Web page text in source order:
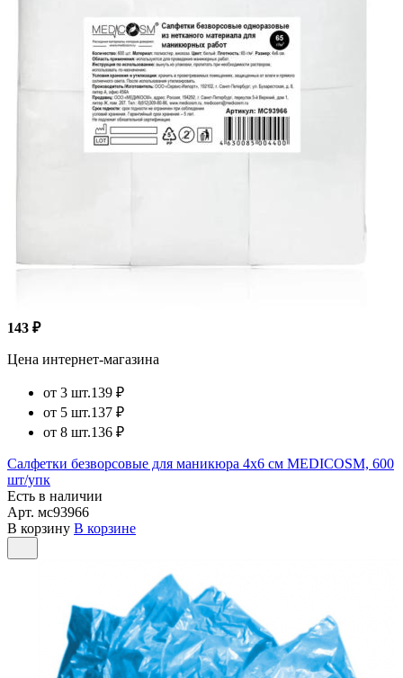
143 ₽
Цена интернет-магазина
от 3 шт.139 ₽
от 5 шт.137 ₽
от 8 шт.136 ₽
Салфетки безворсовые для маникюра 4х6 см MEDICOSM, 600
шт/упк
Есть в наличии
Арт. мс93966
В корзину В корзине